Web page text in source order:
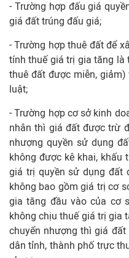
- Trường hợp đấu giá
giá đất trúng đấu giá;
- Trường hợp thuê đất để
tính thuế giá trị gia tăng là
thuê đất được miễn,
luật;
- Trường hợp cơ sở kinh
nhân thì giá đất được trừ
nhượng quyền sử dụng
không được kê khai, khấu
giá trị quyền sử dụng đất
không bao gồm giá trị cơ
gia tăng đầu vào của cơ
không chịu thuế giá trị gia
chuyển nhượng thì giá
dân tỉnh, thành phố trực